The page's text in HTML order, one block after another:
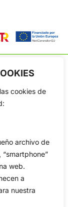
cookies de
archivo de
web.
a
nuestra
del golf
noticias,
Tour, LPGA